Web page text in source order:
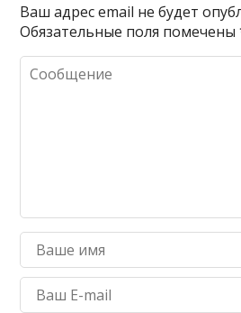
Ваш адрес email не будет
Обязательные поля помечены